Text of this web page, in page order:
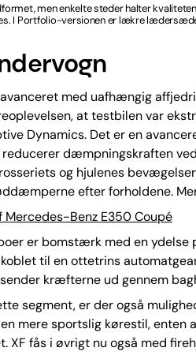
men enkelte steder halter
I Portfolio-versionen er lækre
med uafhængig
at testbilen var
Dynamics. Det er en
dæmpningskraften
og hjulenes
efter forholdene.
Benz E350 Coupé
er bomstærk med en ydelse
til en ottetrins
kræfterne ud gennem
segment, er der også
mere sportslig kørestil, enten
XF fås i øvrigt nu også med